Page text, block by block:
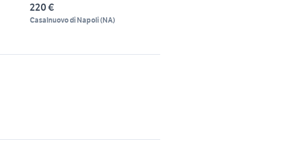
220 €
Casalnuovo di Napoli(NA)